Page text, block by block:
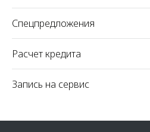
Спецпредложения
Расчет кредита
Запись на сервис